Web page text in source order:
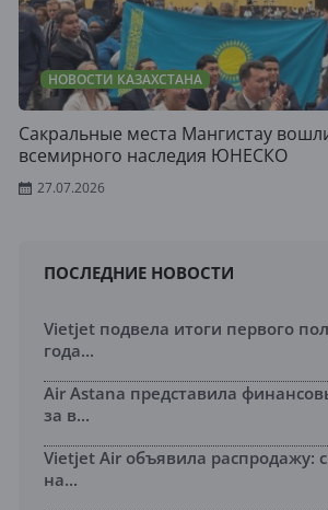
НОВОСТИ КАЗАХСТАНА
Сакральные места Мангистау
всемирного наследия ЮНЕСКО
27.07.2026
ПОСЛЕДНИЕ НОВОСТИ
Vietjet подвела итоги первого
года...
Air Astana представила
за в...
Vietjet Air объявила распродажу:
на...